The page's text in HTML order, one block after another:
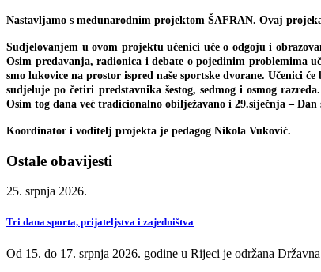
Nastavljamo s međunarodnim projektom ŠAFRAN. Ovaj
Sudjelovanjem u ovom projektu učenici uče o odgoju i
Osim predavanja, radionica i debate o pojedinim problemima
smo lukovice na prostor ispred naše sportske dvorane. Učenici
sudjeluje po četiri predstavnika šestog, sedmog i osmog
Osim tog dana već tradicionalno obilježavano i 29.siječnja –
Koordinator i voditelj projekta je pedagog Nikola Vuković.
Ostale obavijesti
25. srpnja 2026.
Tri dana sporta, prijateljstva i zajedništva
Od 15. do 17. srpnja 2026. godine u Rijeci je održana